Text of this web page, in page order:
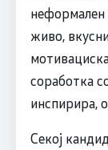
неформален
живо,
соработка
инспирира,
Секој